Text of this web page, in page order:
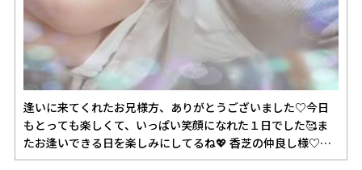
逢いに来てくれたお兄様方、ありがとうございました♡今日
もとっても楽しくて、いっぱい笑顔になれた１日でした🥰ま
たお逢いできる日を楽しみにしてるね💖 香芝の仲良し様♡ち
ょうど一年ぐ…